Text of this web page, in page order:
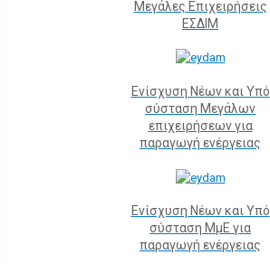
Μεγάλες Επιχειρήσεις
ΕΣΔΙΜ
Ενίσχυση Νέων και Υπό
σύσταση Μεγάλων
επιχειρήσεων για
παραγωγή ενέργειας
Ενίσχυση Νέων και Υπό
σύσταση ΜμΕ για
παραγωγή ενέργειας